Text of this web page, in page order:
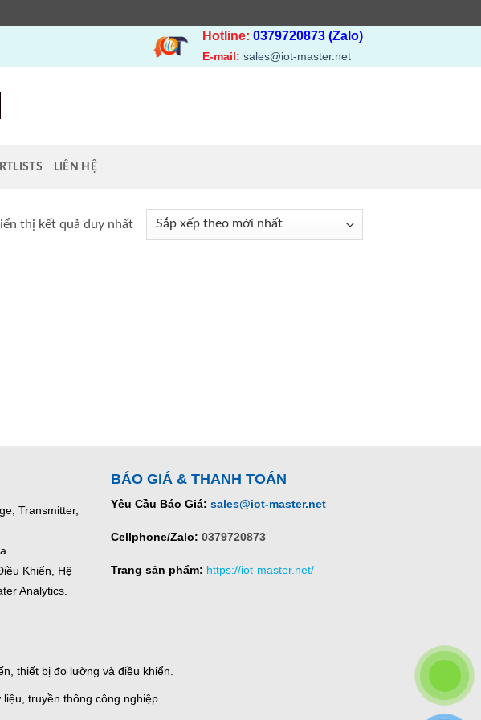
Hotline: 0379720873 (Zalo)
E-mail: sales@iot-master.net
LIÊN HỆ
thị kết quả duy nhất
Transmitter,
Khiển, Hệ
Analytics.
BÁO GIÁ & THANH TOÁN
Yêu Cầu Báo Giá: sales@iot-master.net
Cellphone/Zalo: 0379720873
Trang sản phẩm: https://iot-master.net/
thiết bị đo lường và điều khiển.
truyền thông công nghiệp.